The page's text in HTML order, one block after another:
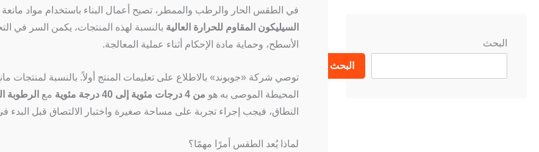
البحث
البحث
في الطقس الحار والرطب والممطر، تصبح أعمال البناء باستخدام مواد
السيليكون المقاوم للحرارة العالية بالنسبة لهذه المنتجات، يكمن السر في
الأسطح، وحماية مادة الإحكام أثناء عملية المعالجة.
توصي شركة «جوبوند» بالاطلاع على تعليمات المنتج أولاً. بالنسبة
المحيطة الموصى به هو من 4 درجات مئوية إلى 40 درجة مئوية مع الرطوبة
النطاق، فيجب إجراء تجربة على مساحة صغيرة واختبار الالتصاق قبل البدء
لماذا يُعد الطقس أمرًا مهمًا؟